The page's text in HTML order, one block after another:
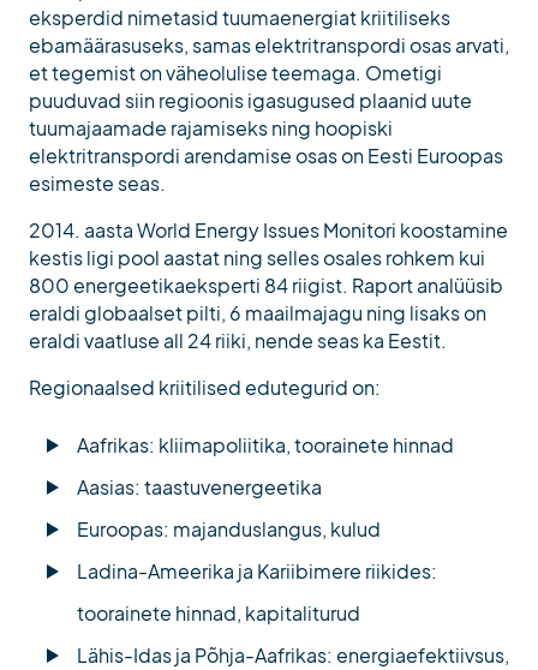
eksperdid nimetasid tuumaenergiat kriitiliseks
ebamäärasuseks, samas elektritranspordi osas arvati,
et tegemist on väheolulise teemaga. Ometigi
puuduvad siin regioonis igasugused plaanid uute
tuumajaamade rajamiseks ning hoopiski
elektritranspordi arendamise osas on Eesti Euroopas
esimeste seas.
2014. aasta World Energy Issues Monitori koostamine
kestis ligi pool aastat ning selles osales rohkem kui
800 energeetikaeksperti 84 riigist. Raport analüüsib
eraldi globaalset pilti, 6 maailmajagu ning lisaks on
eraldi vaatluse all 24 riiki, nende seas ka Eestit.
Regionaalsed kriitilised edutegurid on:
Aafrikas: kliimapoliitika, toorainete hinnad
Aasias: taastuvenergeetika
Euroopas: majanduslangus, kulud
Ladina-Ameerika ja Kariibimere riikides:
toorainete hinnad, kapitaliturud
Lähis-Idas ja Põhja-Aafrikas: energiaefektiivsus,